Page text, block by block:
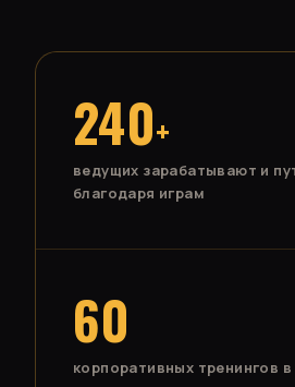
240+
ведущих зарабатывают и
благодаря играм
60
корпоративных тренингов в